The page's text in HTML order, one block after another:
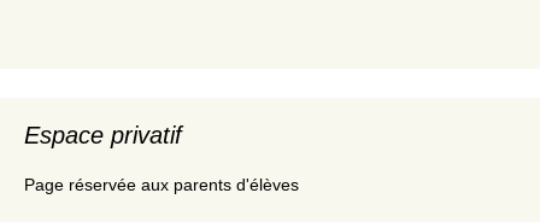
Espace privatif
Page réservée aux parents d'élèves